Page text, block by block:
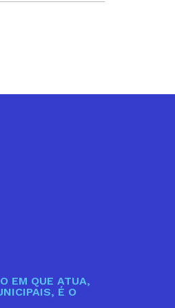
EM QUE ATUA,
É O